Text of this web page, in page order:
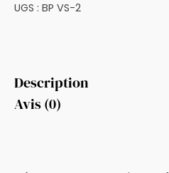
UGS : BP VS-2
Description
Avis (0)